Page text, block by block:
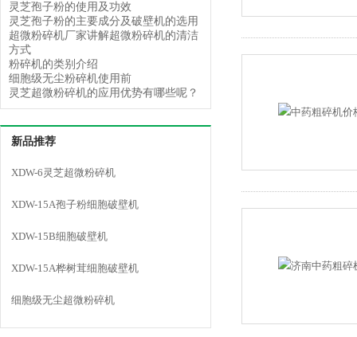
灵芝孢子粉的使用及功效
灵芝孢子粉的主要成分及破壁机的选用
超微粉碎机厂家讲解超微粉碎机的清洁
方式
粉碎机的类别介绍
细胞级无尘粉碎机使用前
灵芝超微粉碎机的应用优势有哪些呢？
新品推荐
XDW-6灵芝超微粉碎机
XDW-15A孢子粉细胞破壁机
XDW-15B细胞破壁机
XDW-15A桦树茸细胞破壁机
细胞级无尘超微粉碎机